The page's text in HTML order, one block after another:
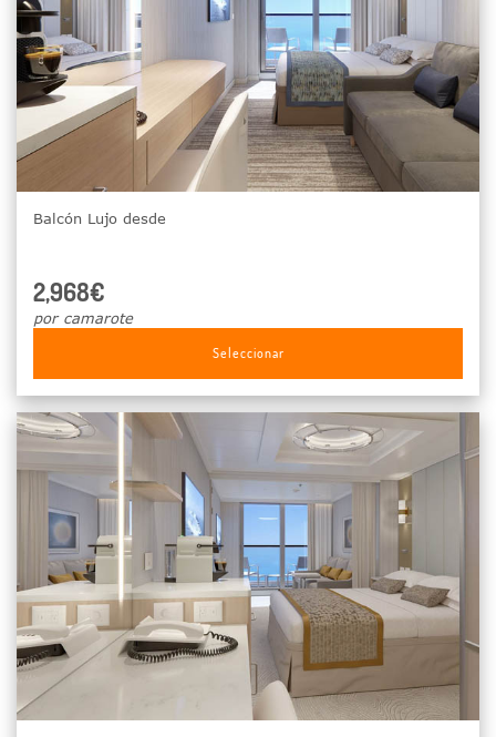
Balcón Lujo desde
2,968€
por camarote
Seleccionar